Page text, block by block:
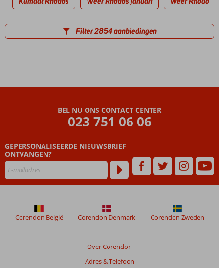
Filter 2854 aanbiedingen
BEL NU ONS CONTACT CENTER
023 751 06 06
GEPERSONALISEERDE NIEUWSBRIEF
ONTVANGEN?
Over Corendon
Adres & Telefoon
Corendon België Corendon Denmark Corendon Zweden